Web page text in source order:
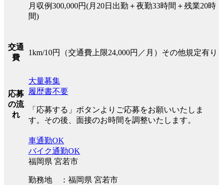
月収例300,000円(月20日出勤＋夜勤33時間＋残業20時
間)
交通
費
1km/10円（交通費上限24,000円／月）その他規定有り
応募
の流
れ
大量募集
履歴書不要
「応募する」ボタンよりご応募をお願いいたしま
す。その後、面接のお時間を調整いたします。
車通勤OK
バイク通勤OK
福岡県 宮若市
勤務地 ：福岡県 宮若市